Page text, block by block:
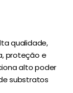
qualidade,
proteção e
alto poder
substratos